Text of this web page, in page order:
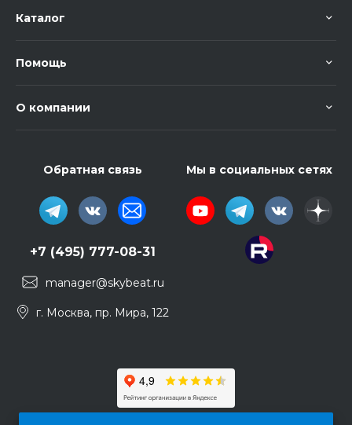
Каталог
Помощь
О компании
Обратная связь
+7 (495) 777-08-31
manager@skybeat.ru
г. Москва, пр. Мира, 122
Мы в социальных сетях